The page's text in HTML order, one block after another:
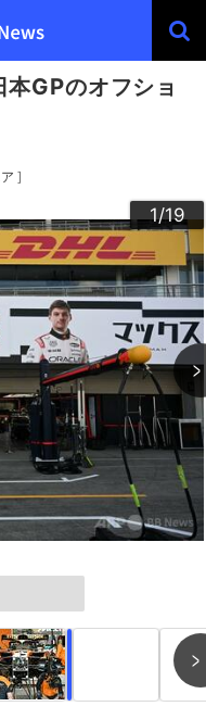
GPのオフショ
]
1/19
2/19
3/19
4/19
5/19
6/19
7/19
8/19
9/19
10/19
11/19
12/19
13/19
14/19
15/19
16/19
17/19
18/19
19/19
画像作成中